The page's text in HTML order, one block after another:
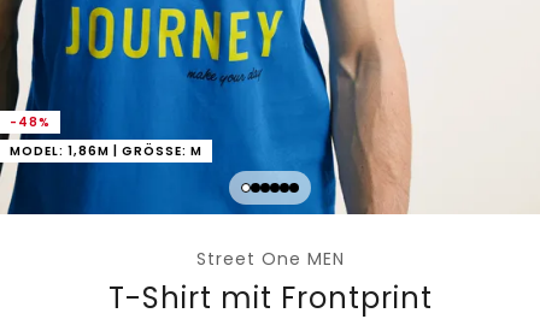
-48%
MODEL: 1,86M | GRÖSSE: M
Street One MEN
T-Shirt mit Frontprint